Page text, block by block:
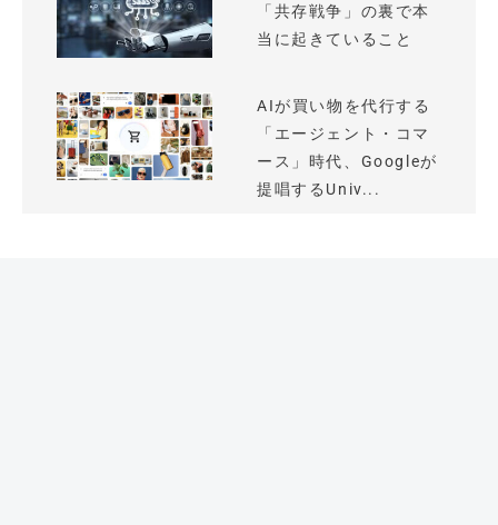
「共存戦争」の裏で本
当に起きていること
AIが買い物を代行する
「エージェント・コマ
ース」時代、Googleが
提唱するUniv...